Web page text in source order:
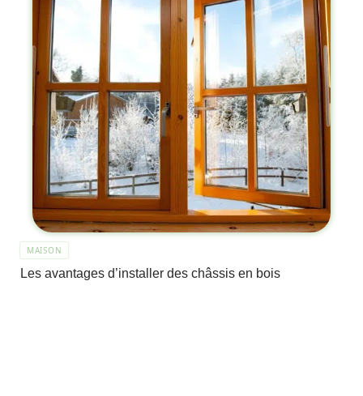
MAISON
Les avantages d’installer des châssis en bois